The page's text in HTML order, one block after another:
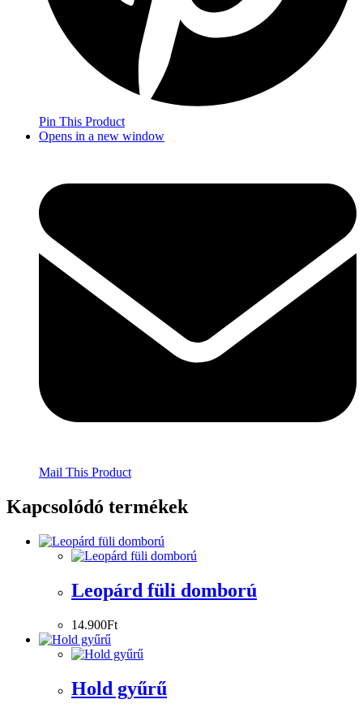
Pin This Product
Opens in a new window
Mail This Product
Kapcsolódó termékek
Leopárd füli domború
14.900Ft
Hold gyűrű